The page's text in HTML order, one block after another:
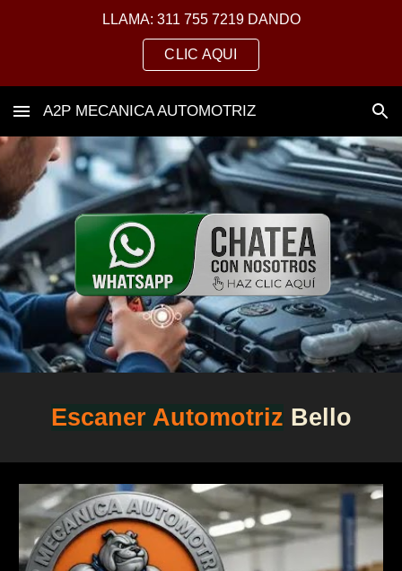
LLAMA: 311 755 7219 DANDO
CLIC AQUI
A2P MECANICA AUTOMOTRIZ
Escaner Automotriz Bello